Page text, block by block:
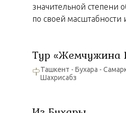
значительной степени
по своей масштабности
Тур «Жемчужина
Ташкент - Бухара -
Шахрисабз